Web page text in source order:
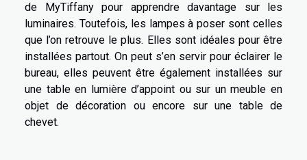
de MyTiffany pour apprendre davantage sur les
luminaires. Toutefois, les lampes à poser sont celles
que l’on retrouve le plus. Elles sont idéales pour être
installées partout. On peut s’en servir pour éclairer le
bureau, elles peuvent être également installées sur
une table en lumière d’appoint ou sur un meuble en
objet de décoration ou encore sur une table de
chevet.